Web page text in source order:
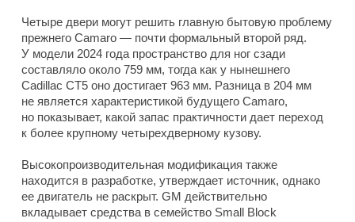
Четыре двери могут решить главную бытовую проблему
прежнего Camaro — почти формальный второй ряд.
У модели 2024 года пространство для ног сзади
составляло около 759 мм, тогда как у нынешнего
Cadillac CT5 оно достигает 963 мм. Разница в 204 мм
не является характеристикой будущего Camaro,
но показывает, какой запас практичности дает переход
к более крупному четырехдверному кузову.
Высокопроизводительная модификация также
находится в разработке, утверждает источник, однако
ее двигатель не раскрыт. GM действительно
вкладывает средства в семейство Small Block